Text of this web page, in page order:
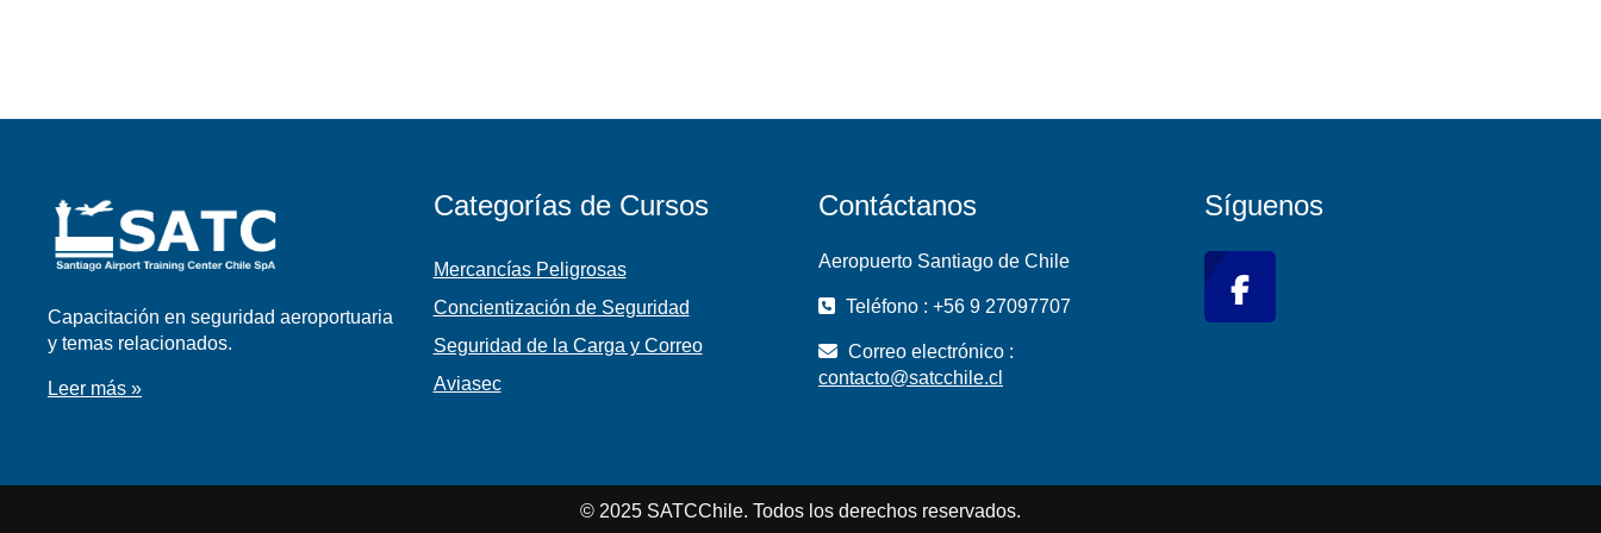
Capacitación en seguridad aeroportuaria
y temas relacionados.
Leer más »
Categorías de Cursos
Mercancías Peligrosas
Concientización de Seguridad
Seguridad de la Carga y Correo
Aviasec
Contáctanos
Aeropuerto Santiago de Chile
Teléfono : +56 9 27097707
Correo electrónico :
contacto@satcchile.cl
Síguenos
© 2025 SATCChile. Todos los derechos reservados.